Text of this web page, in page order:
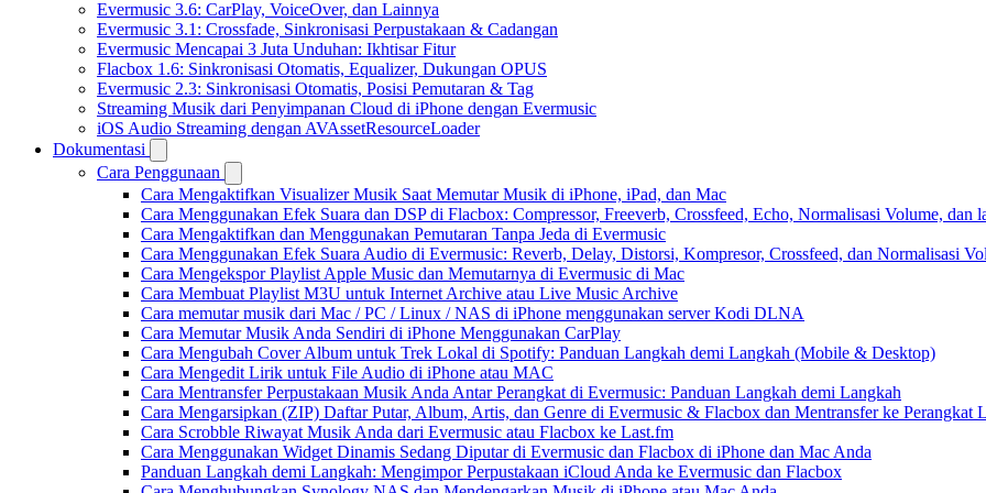
Evermusic 3.6: CarPlay, VoiceOver, dan Lainnya
Evermusic 3.1: Crossfade, Sinkronisasi Perpustakaan & Cadangan
Evermusic Mencapai 3 Juta Unduhan: Ikhtisar Fitur
Flacbox 1.6: Sinkronisasi Otomatis, Equalizer, Dukungan OPUS
Evermusic 2.3: Sinkronisasi Otomatis, Posisi Pemutaran & Tag
Streaming Musik dari Penyimpanan Cloud di iPhone dengan Evermusic
iOS Audio Streaming dengan AVAssetResourceLoader
Dokumentasi
Cara Penggunaan
Cara Mengaktifkan Visualizer Musik Saat Memutar Musik di iPhone, iPad, dan Mac
Cara Menggunakan Efek Suara dan DSP di Flacbox: Compressor, Freeverb, Crossfeed, Echo, Normalisasi Volume, dan
Cara Mengaktifkan dan Menggunakan Pemutaran Tanpa Jeda di Evermusic
Cara Menggunakan Efek Suara Audio di Evermusic: Reverb, Delay, Distorsi, Kompresor, Crossfeed, dan Normalisasi
Cara Mengekspor Playlist Apple Music dan Memutarnya di Evermusic di Mac
Cara Membuat Playlist M3U untuk Internet Archive atau Live Music Archive
Cara memutar musik dari Mac / PC / Linux / NAS di iPhone menggunakan server Kodi DLNA
Cara Memutar Musik Anda Sendiri di iPhone Menggunakan CarPlay
Cara Mengubah Cover Album untuk Trek Lokal di Spotify: Panduan Langkah demi Langkah (Mobile & Desktop)
Cara Mengedit Lirik untuk File Audio di iPhone atau MAC
Cara Mentransfer Perpustakaan Musik Anda Antar Perangkat di Evermusic: Panduan Langkah demi Langkah
Cara Mengarsipkan (ZIP) Daftar Putar, Album, Artis, dan Genre di Evermusic & Flacbox dan Mentransfer ke Perangkat
Cara Scrobble Riwayat Musik Anda dari Evermusic atau Flacbox ke Last.fm
Cara Menggunakan Widget Dinamis Sedang Diputar di Evermusic dan Flacbox di iPhone dan Mac Anda
Panduan Langkah demi Langkah: Mengimpor Perpustakaan iCloud Anda ke Evermusic dan Flacbox